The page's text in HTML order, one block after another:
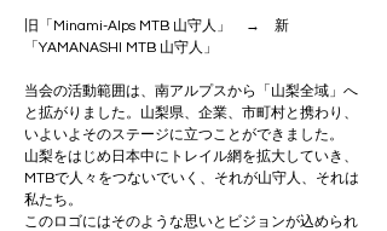
旧「Minami-Alps MTB 山守人」　→　新
「YAMANASHI MTB 山守人」
当会の活動範囲は、南アルプスから「山梨全域」へ
と拡がりました。山梨県、企業、市町村と携わり、
いよいよそのステージに立つことができました。
山梨をはじめ日本中にトレイル網を拡大していき、
MTBで人々をつないでいく、それが山守人、それは
私たち。
このロゴにはそのような思いとビジョンが込められ